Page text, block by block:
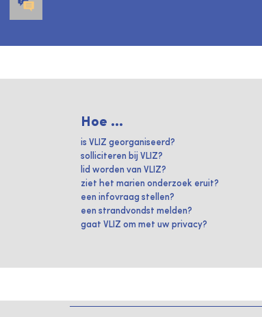
Hoe ...
is VLIZ georganiseerd?
solliciteren bij VLIZ?
lid worden van VLIZ?
ziet het marien onderzoek eruit?
een infovraag stellen?
een strandvondst melden?
gaat VLIZ om met uw privacy?